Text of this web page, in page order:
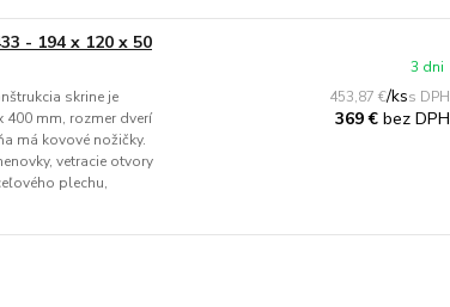
- 194 x 120 x 50
skrine je
mm, rozmer dverí
má kovové nožičky.
vetracie otvory
plechu,
453,87 €/ks
369 €bez DPH
3 dni